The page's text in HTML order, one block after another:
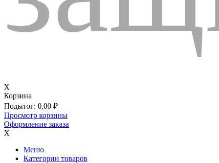
X
Корзина
Подытог: 0,00 ₽
Просмотр корзины
Оформление заказа
X
Меню
Категории товаров